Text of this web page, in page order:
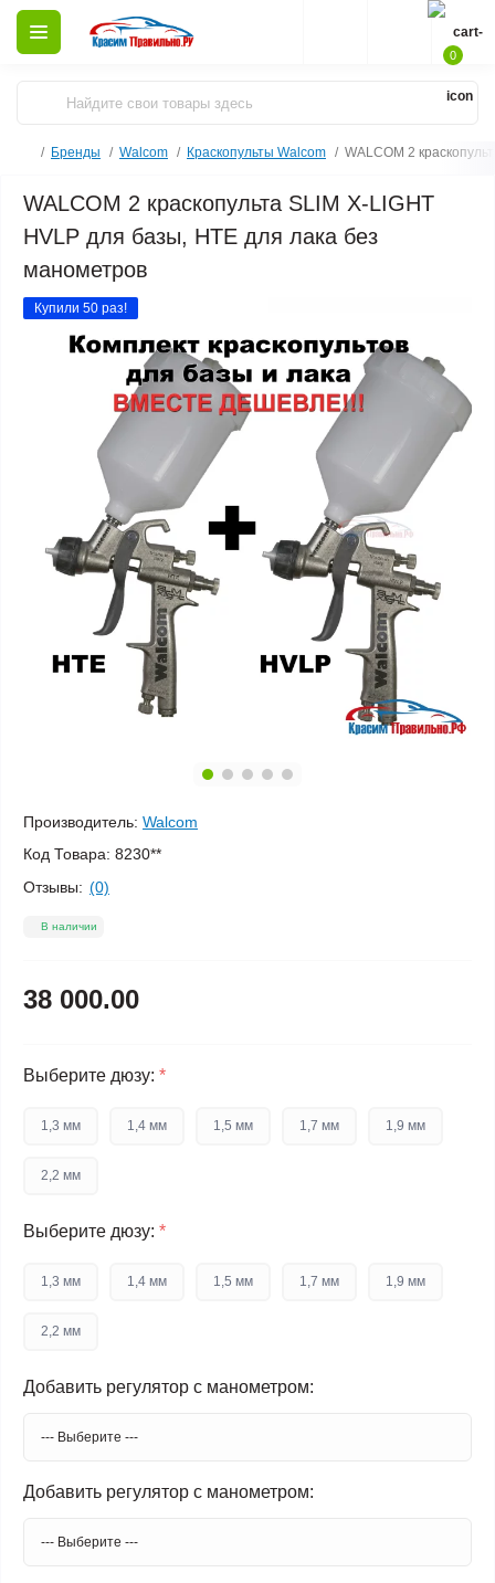
0
Бренды Walcom Краскопульты Walcom WALCOM 2
WALCOM 2 краскопульта SLIM X-LIGHT
HVLP для базы, HTE для лака без
манометров
Купили 50 раз!
Производитель: Walcom
Код Товара: 8230**
Отзывы: (0)
В наличии
38 000.00
Выберите дюзу: *
1,3 мм 1,4 мм 1,5 мм 1,7 мм 1,9 мм
2,2 мм
Выберите дюзу: *
1,3 мм 1,4 мм 1,5 мм 1,7 мм 1,9 мм
2,2 мм
Добавить регулятор с манометром:
Добавить регулятор с манометром: